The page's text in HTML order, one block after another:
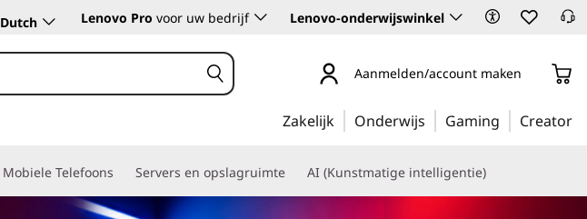
Dutch Lenovo Pro voor uw bedrijf Lenovo-onderwijswinkel
Aanmelden/account maken
Zakelijk Onderwijs Gaming Creator
Mobiele Telefoons Servers en opslagruimte AI (Kunstmatige intelligentie)